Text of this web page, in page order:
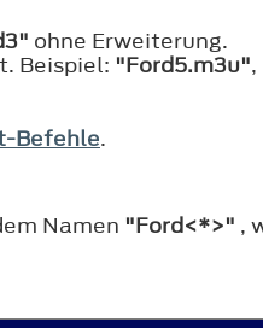
ohne Erweiterung.
Beispiel: "Ford5.m3u"
Befehle.
Namen "Ford<*>" ,